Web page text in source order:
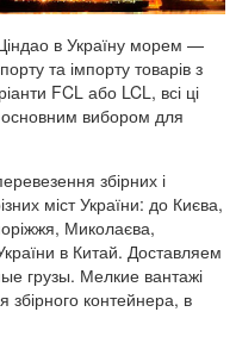
в Україну морем —
та імпорту товарів з
FCL або LCL, всі ці
вибором для
збірних і
міст України: до Києва,
Миколаєва,
в Китай. Доставляем
грузы. Мелкие вантажі
збірного контейнера, в